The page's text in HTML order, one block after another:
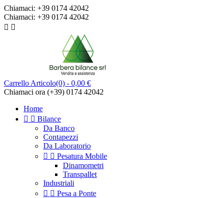
Chiamaci: +39 0174 42042
Chiamaci: +39 0174 42042
 
Carrello Articolo(0) - 0,00 €
Chiamaci ora (+39) 0174 42042
Home
  Bilance
Da Banco
Contapezzi
Da Laboratorio
  Pesatura Mobile
Dinamometri
Transpallet
Industriali
  Pesa a Ponte